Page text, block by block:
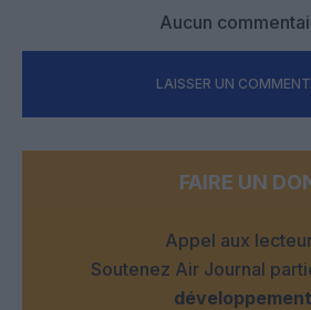
Aucun
LAISSER UN
FAIRE UN
Appel aux
Soutenez Air Journal